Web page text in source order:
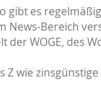
gibt es
News-Bereich
der WOGE, des
Z wie